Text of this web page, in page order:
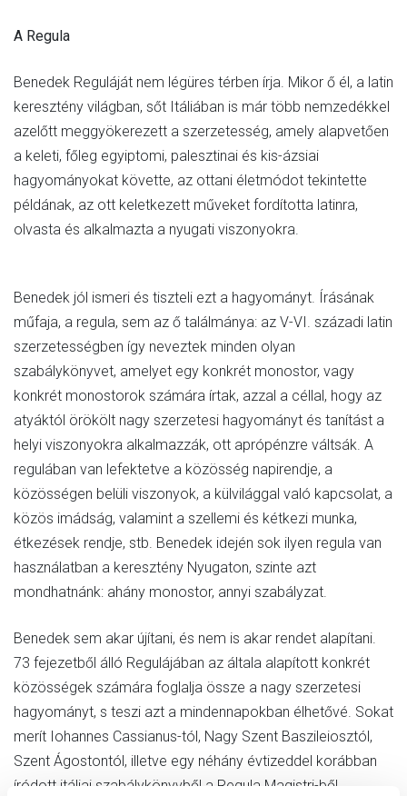
A Regula
Benedek Reguláját nem légüres térben írja. Mikor ő él, a latin
keresztény világban, sőt Itáliában is már több nemzedékkel
azelőtt meggyökerezett a szerzetesség, amely alapvetően
a keleti, főleg egyiptomi, palesztinai és kis-ázsiai
hagyományokat követte, az ottani életmódot tekintette
példának, az ott keletkezett műveket fordította latinra,
olvasta és alkalmazta a nyugati viszonyokra.
Benedek jól ismeri és tiszteli ezt a hagyományt. Írásának
műfaja, a regula, sem az ő találmánya: az V-VI. századi latin
szerzetességben így neveztek minden olyan
szabálykönyvet, amelyet egy konkrét monostor, vagy
konkrét monostorok számára írtak, azzal a céllal, hogy az
atyáktól örökölt nagy szerzetesi hagyományt és tanítást a
helyi viszonyokra alkalmazzák, ott aprópénzre váltsák. A
regulában van lefektetve a közösség napirendje, a
közösségen belüli viszonyok, a külvilággal való kapcsolat, a
közös imádság, valamint a szellemi és kétkezi munka,
étkezések rendje, stb. Benedek idején sok ilyen regula van
használatban a keresztény Nyugaton, szinte azt
mondhatnánk: ahány monostor, annyi szabályzat.
Benedek sem akar újítani, és nem is akar rendet alapítani.
73 fejezetből álló Regulájában az általa alapított konkrét
közösségek számára foglalja össze a nagy szerzetesi
hagyományt, s teszi azt a mindennapokban élhetővé. Sokat
merít Iohannes Cassianus-tól, Nagy Szent Baszileiosztól,
Szent Ágostontól, illetve egy néhány évtizeddel korábban
íródott itáliai szabálykönyvből a Regula Magistri-ből.